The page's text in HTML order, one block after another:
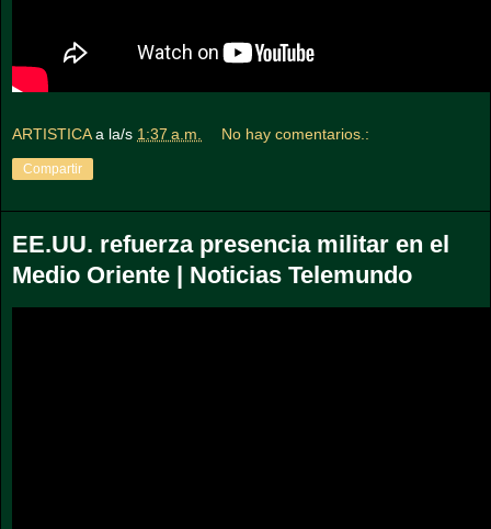
ARTISTICA a la/s 1:37 a.m. No hay comentarios.:
Compartir
EE.UU. refuerza presencia militar en el
Medio Oriente | Noticias Telemundo